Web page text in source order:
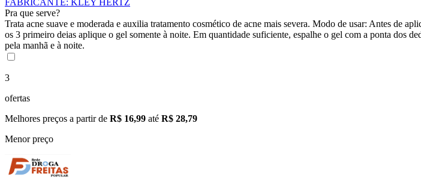
Pra que serve?
Trata acne suave e moderada e auxilia tratamento cosmético de acne mais severa. Modo de usar: Antes de
os 3 primeiro deias aplique o gel somente à noite. Em quantidade suficiente, espalhe o gel com a ponta dos
pela manhã e à noite.
3
ofertas
Melhores preços a partir de R$ 16,99 até R$ 28,79
Menor preço